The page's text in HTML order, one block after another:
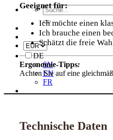
Suche
nach:
DE
SV
EN
FR
Geeignet für:
Ich möchte einen
Ich brauche einen
Schätzt die freie
Ergonomie-Tipps:
Achten Sie auf eine
Technische Daten